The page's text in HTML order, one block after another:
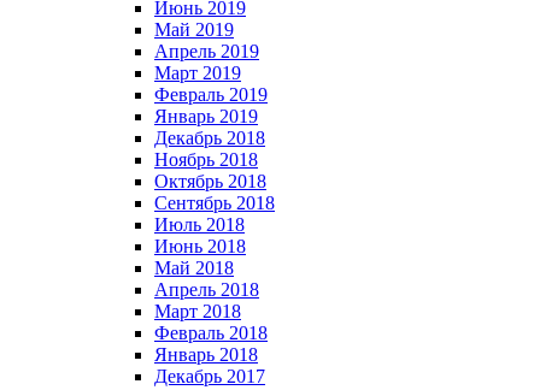
Июнь 2019
Май 2019
Апрель 2019
Март 2019
Февраль 2019
Январь 2019
Декабрь 2018
Ноябрь 2018
Октябрь 2018
Сентябрь 2018
Июль 2018
Июнь 2018
Май 2018
Апрель 2018
Март 2018
Февраль 2018
Январь 2018
Декабрь 2017